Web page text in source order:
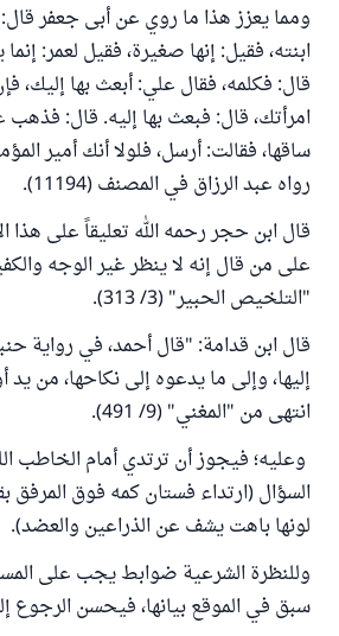
ومما يعزز هذا ما روي عن أبى جعفر
ابنته، فقيل: إنها صغيرة، فقيل لعمر:
قال: فكلمه، فقال علي: أبعث بها
امرأتك، قال: فبعث بها إليه. قال:
ساقها، فقالت: أرسل، فلولا أنك أمير
رواه عبد الرزاق في المصنف (11194).
قال ابن حجر رحمه الله تعليقاً على هذا
على من قال إنه لا ينظر غير الوجه
"التلخيص الحبير" (3/ 313).
قال ابن قدامة: "قال أحمد، في رواية
إليها، وإلى ما يدعوه إلى نكاحها، من
انتهى من "المغني" (9/ 491).
وعليه؛ فيجوز أن ترتدي أمام الخاطب
السؤال (ارتداء فستان كمه فوق المرفق
لونها باهت يشف عن الذراعين والعضد).
وللنظرة الشرعية ضوابط يجب على
سبق في الموقع بيانها، فيحسن الرجوع